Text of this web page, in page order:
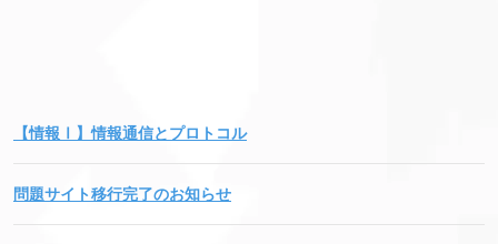
【情報Ⅰ】情報通信とプロトコル
問題サイト移行完了のお知らせ